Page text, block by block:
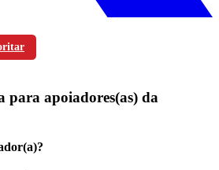
para apoiadores(as) da